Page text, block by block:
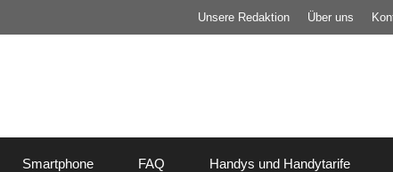
Unsere Redaktion Über uns
Smartphone FAQ Handys und Handytarife